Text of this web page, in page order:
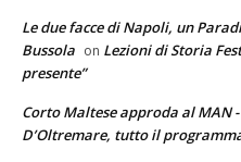
Le due facce di Napoli, un
Bussola on Lezioni di Storia
presente”
Corto Maltese approda al MAN
D’Oltremare, tutto il programma